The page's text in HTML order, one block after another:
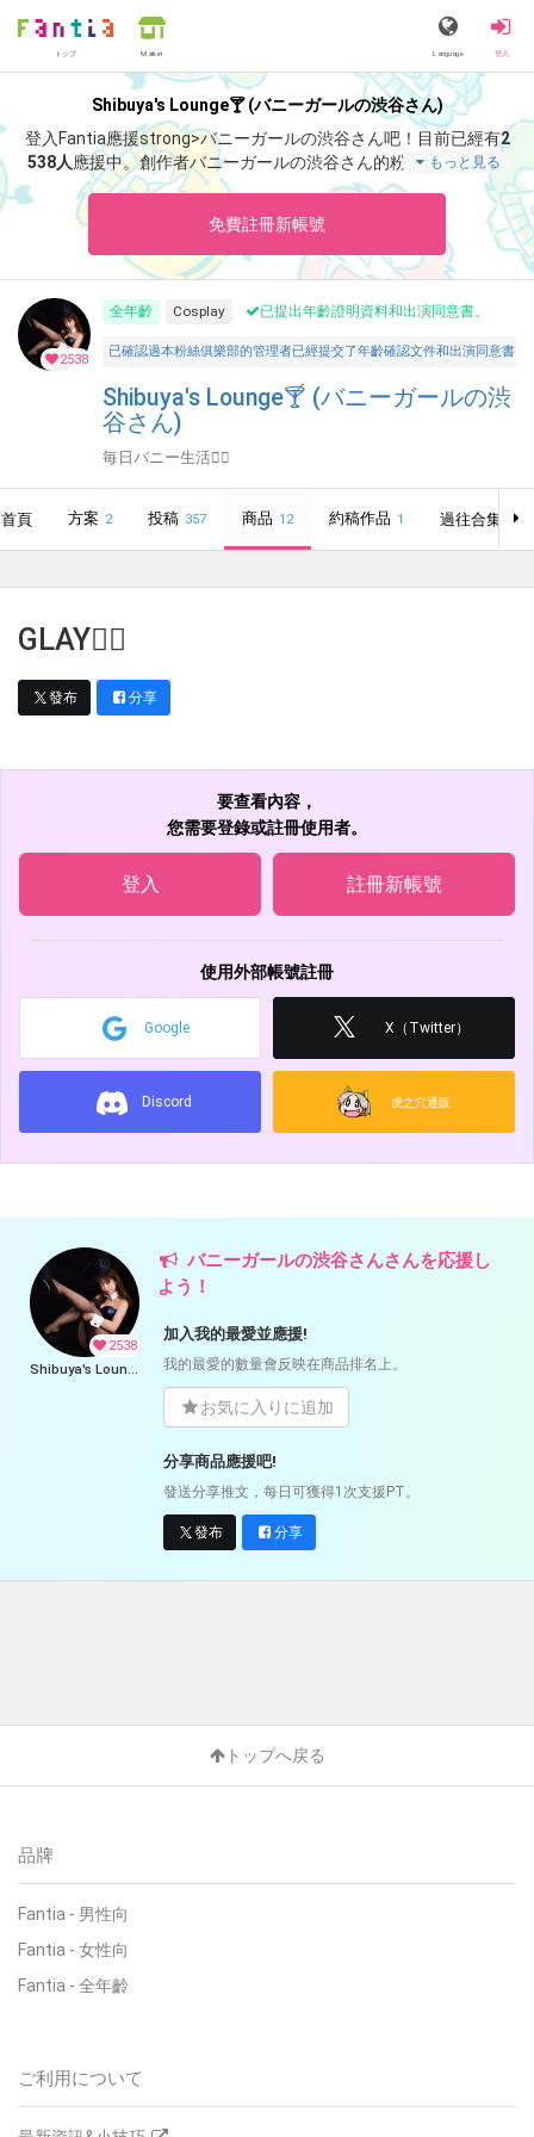
トップ Market Language 登入
Shibuya's Lounge🍸 (バニーガールの渋谷さん)
登入Fantia應援strong>バニーガールの渋谷さん吧！ 目前已經有2
538人 應援中。創作者バニーガールの渋谷さん的粉絲團為「 バニ
ーガールの渋谷さん」、當中含有「 課題🤓」等非常獨特的內容滿
もっと見る
免費註冊新帳號
2538
全年齡 Cosplay 已提出年齡證明資料和出演同意書。
已確認過本粉絲俱樂部的管理者已經提交了年齡確認文件和出演同意
Shibuya's Lounge🍸 (バニーガールの渋
谷さん)
毎日バニー生活👯‍♀️
首頁 方案 2 投稿 357 商品 12 約稿作品 1 過往合集
GLAY👯‍♀️
發布 分享
要查看內容，
您需要登錄或註冊使用者。
登入 註冊新帳號
使用外部帳號註冊
Google X（Twitter）
Discord 虎之穴通販
2538
Shibuya's Lounge🍸
バニーガールの渋谷さんさんを応援し
よう！
加入我的最愛並應援!
我的最愛的數量會反映在商品排名上。
お気に入りに追加
分享商品應援吧!
發送分享推文，每日可獲得1次支援PT。
發布 分享
トップへ戻る
品牌
Fantia - 男性向
Fantia - 女性向
Fantia - 全年齡
ご利用について